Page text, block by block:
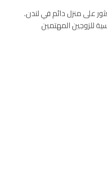
على منزل دائم في لندن.
للزوجين المهتمين